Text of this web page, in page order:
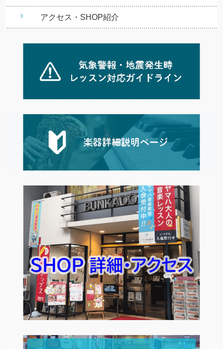
アクセス・SHOP紹介